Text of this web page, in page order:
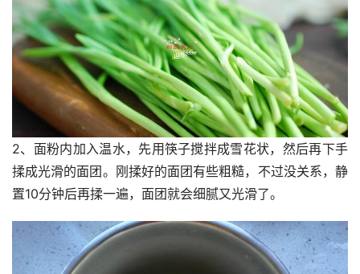
2、面粉内加入温水，先用筷子搅拌成雪花状，然后再下手
揉成光滑的面团。刚揉好的面团有些粗糙，不过没关系，静
置10分钟后再揉一遍，面团就会细腻又光滑了。